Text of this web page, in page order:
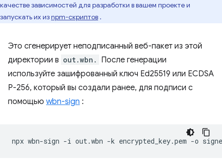
качестве зависимостей для разработки в вашем проекте и
запускать их изnpm-скриптов .
Это сгенерирует неподписанный веб-пакет из этой
директории в out.wbn.
После генерации
используйте зашифрованный ключ Ed25519 или ECDSA
P-256, который вы создали ранее, для подписи с
помощью wbn-sign :
npx wbn-sign -i out.wbn -k encrypted_key.pem -o